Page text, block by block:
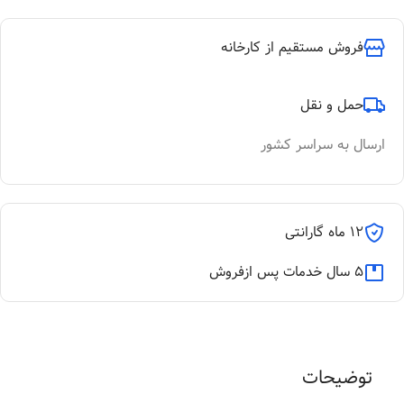
فروش مستقیم از کارخانه
حمل و نقل
ارسال به سراسر کشور
12 ماه گارانتی
5 سال خدمات پس ازفروش
توضیحات